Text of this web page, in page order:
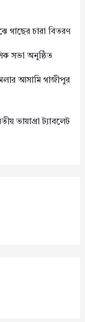
গাছের চারা বিতরণ
সভা অনুষ্ঠিত
আসামি গাজীপুর
ভায়াগ্রা ট্যাবলেট